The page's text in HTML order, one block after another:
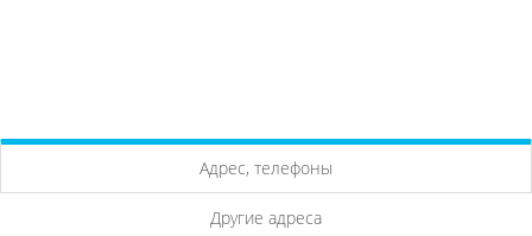
Адрес, телефоны
Другие адреса